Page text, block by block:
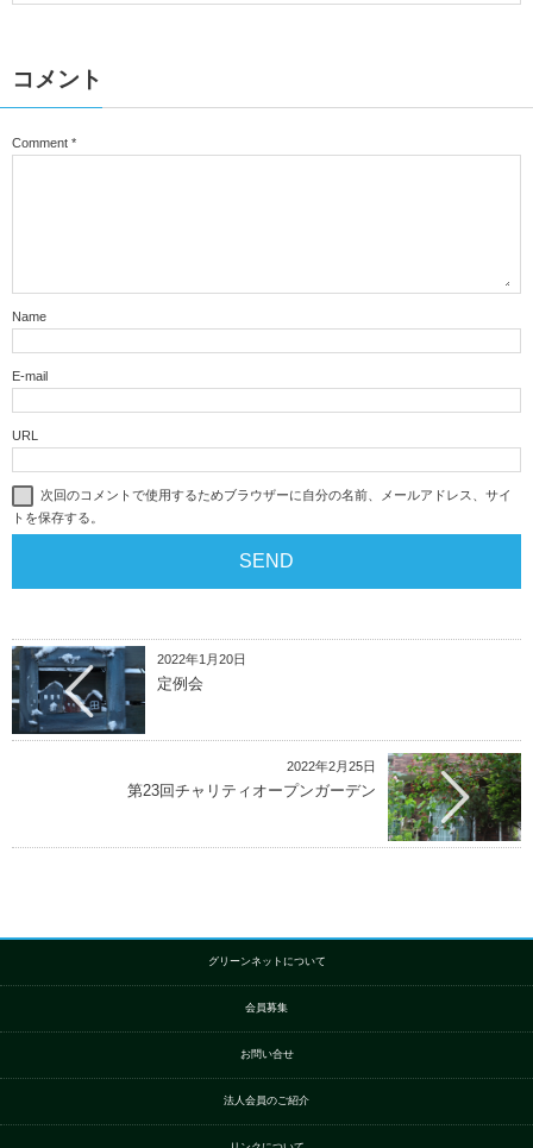
コメント
Comment *
Name
E-mail
URL
次回のコメントで使用するためブラウザーに自分の名前、メールアドレス、サイ
トを保存する。
2022年1月20日
定例会
2022年2月25日
第23回チャリティオープンガーデン
グリーンネットについて
会員募集
お問い合せ
法人会員のご紹介